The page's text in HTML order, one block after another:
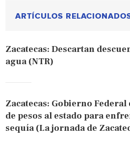
ARTÍCULOS
Zacatecas: Descartan
agua (NTR)
Zacatecas: Gobierno
de pesos al estado para
sequía (La jornada de